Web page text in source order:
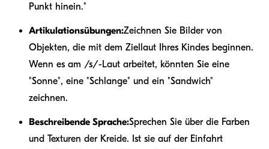
Punkt hinein."
Artikulationsübungen:Zeichnen Sie Bilder von
Objekten, die mit dem Ziellaut Ihres Kindes beginnen.
Wenn es am /s/-Laut arbeitet, könnten Sie eine
"Sonne", eine "Schlange" und ein "Sandwich"
zeichnen.
Beschreibende Sprache:Sprechen Sie über die Farben
und Texturen der Kreide. Ist sie auf der Einfahrt